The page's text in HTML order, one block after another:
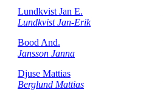
Lundkvist Jan E.
Lundkvist Jan-Erik
Bood And.
Jansson Janna
Djuse Mattias
Berglund Mattias